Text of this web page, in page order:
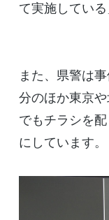
て実施している
また、県警は
分のほか東京
でもチラシを
にしています。